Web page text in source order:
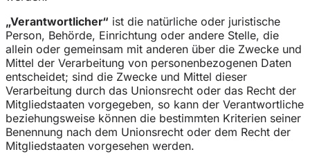
„Verantwortlicher“ ist die natürliche oder juristische
Person, Behörde, Einrichtung oder andere Stelle, die
allein oder gemeinsam mit anderen über die Zwecke und
Mittel der Verarbeitung von personenbezogenen Daten
entscheidet; sind die Zwecke und Mittel dieser
Verarbeitung durch das Unionsrecht oder das Recht der
Mitgliedstaaten vorgegeben, so kann der Verantwortliche
beziehungsweise können die bestimmten Kriterien seiner
Benennung nach dem Unionsrecht oder dem Recht der
Mitgliedstaaten vorgesehen werden.